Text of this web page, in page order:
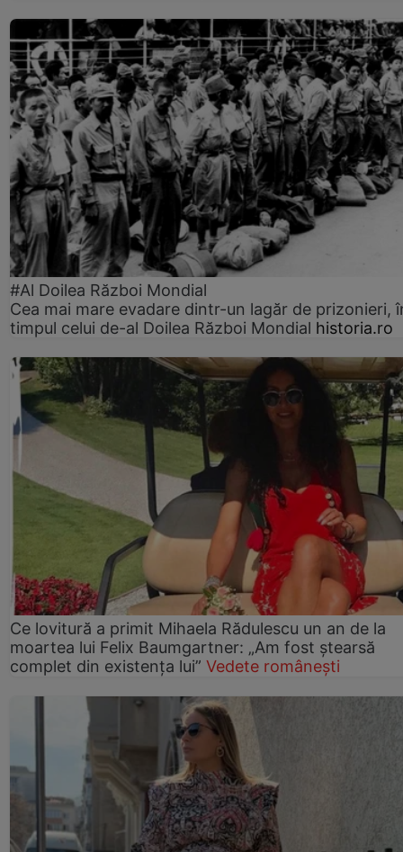
#Al Doilea Război Mondial
Cea mai mare evadare dintr-un lagăr de prizonieri,
timpul celui de-al Doilea Război Mondial historia.ro
Ce lovitură a primit Mihaela Rădulescu un an de la
moartea lui Felix Baumgartner: „Am fost ștearsă
complet din existența lui” Vedete românești